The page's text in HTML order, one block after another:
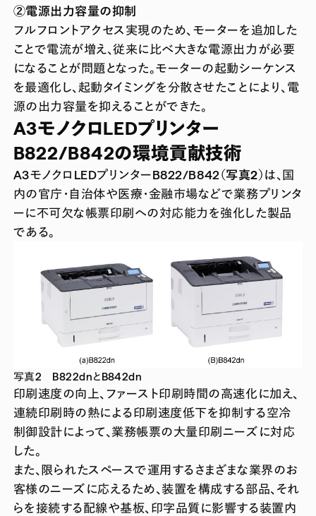
②電源出力容量の抑制
フルフロントアクセス実現のため、モーターを追加した
ことで電流が増え、従来に比べ大きな電源出力が必要
になることが問題となった。モーターの起動シーケンス
を最適化し、起動タイミングを分散させたことにより、電
源の出力容量を抑えることができた。
A3モノクロLEDプリンター
B822/B842の環境貢献技術
A3モノクロLEDプリンターB822/B842（写真2） は、国
内の官庁・自治体や医療・金融市場などで業務プリンタ
ーに不可欠な帳票印刷への対応能力を強化した製品
である。
写真2 B822dnとB842dn
印刷速度の向上、ファースト印刷時間の高速化に加え、
連続印刷時の熱による印刷速度低下を抑制する空冷
制御設計によって、業務帳票の大量印刷ニーズに対応
した。
また、限られたスペースで運用するさまざまな業界のお
客様のニーズに応えるため、装置を構成する部品、それ
らを接続する配線や基板、印字品質に影響する装置内